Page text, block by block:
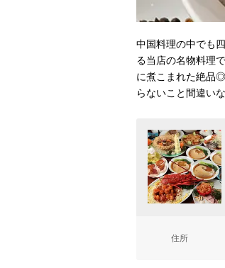
中国料理の中でも
る当店の名物料理
に煮こまれた絶品
らないこと間違い
住所